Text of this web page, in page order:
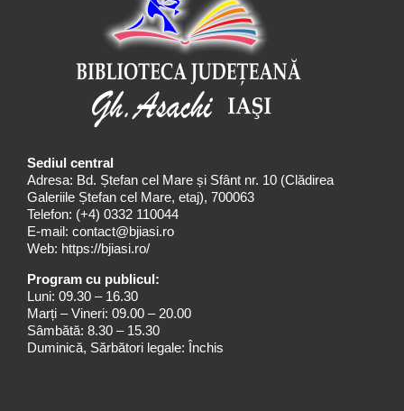
Sediul central
Adresa: Bd. Ștefan cel Mare și Sfânt nr. 10 (Clădirea
Galeriile Ștefan cel Mare, etaj), 700063
Telefon: (+4) 0332 110044
E-mail: contact@bjiasi.ro
Web: https://bjiasi.ro/
Program cu publicul:
Luni: 09.30 – 16.30
Marți – Vineri: 09.00 – 20.00
Sâmbătă: 8.30 – 15.30
Duminică, Sărbători legale: Închis